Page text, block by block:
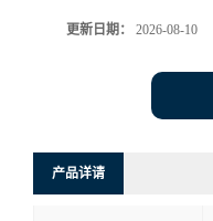
更新日期： 2026-08-10
产品详请